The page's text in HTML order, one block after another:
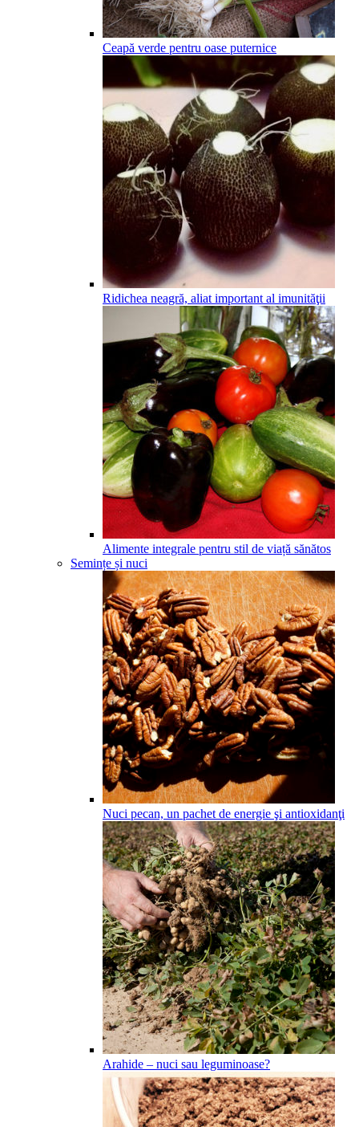
Ceapă verde pentru oase puternice
Ridichea neagră, aliat important al imunităţii
Alimente integrale pentru stil de viață sănătos
Semințe și nuci
Nuci pecan, un pachet de energie şi antioxidanţi
Arahide – nuci sau leguminoase?